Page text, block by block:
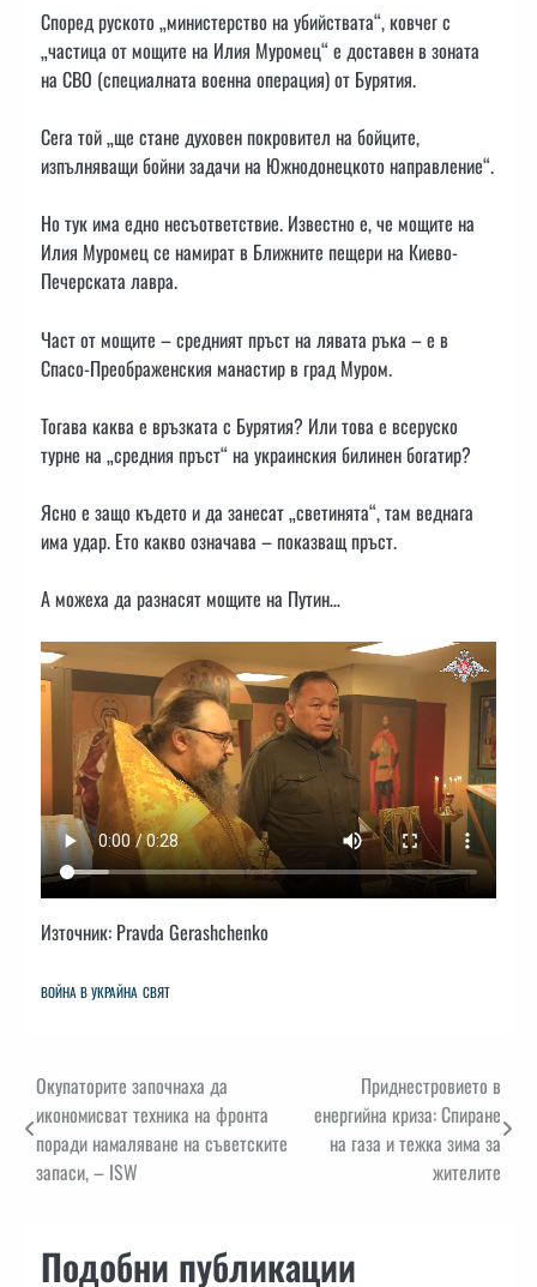
Според руското „министерство на убийствата“, ковчег с
„частица от мощите на Илия Муромец“ е доставен в зоната
на СВО (специалната военна операция) от Бурятия.
Сега той „ще стане духовен покровител на бойците,
изпълняващи бойни задачи на Южнодонецкото направление“.
Но тук има едно несъответствие. Известно е, че мощите на
Илия Муромец се намират в Ближните пещери на Киево-
Печерската лавра.
Част от мощите – средният пръст на лявата ръка – е в
Спасо-Преображенския манастир в град Муром.
Тогава каква е връзката с Бурятия? Или това е всеруско
турне на „средния пръст“ на украинския билинен богатир?
Ясно е защо където и да занесат „светинята“, там веднага
има удар. Ето какво означава – показващ пръст.
А можеха да разнасят мощите на Путин…
Източник: Pravda Gerashchenko
ВОЙНА В УКРАЙНА СВЯТ
Навигация
Окупаторите започнаха да
икономисват техника на фронта
поради намаляване на съветските
запаси, – ISW
Приднестровието в
енергийна криза: Спиране
на газа и тежка зима за
жителите
Подобни публикации